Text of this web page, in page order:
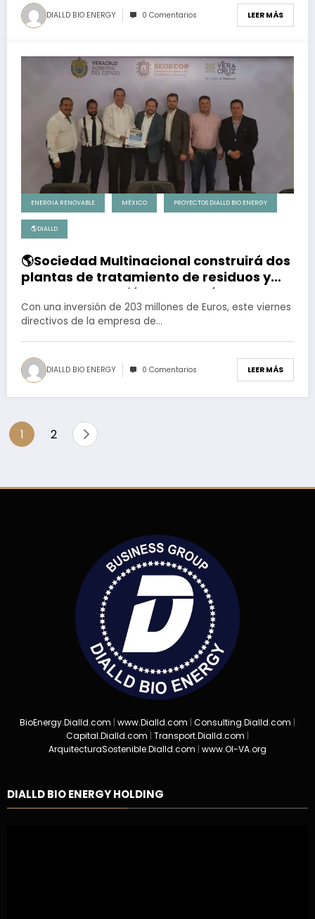
DIALLD BIO ENERGY 0 Comentarios LEER MÁS
ENERGIA RENOVABLE MÉXICO PROYECTOS DIALLD BIO ENERGY
🌎DIALLD
🌎Sociedad Multinacional construirá dos
plantas de tratamiento de residuos y
una de generación de energía
renovable en México.
Con una inversión de 203 millones de Euros, este viernes
directivos de la empresa de…
DIALLD BIO ENERGY 0 Comentarios LEER MÁS
Paginación
1 2
BioEnergy.Dialld.com | www.Dialld.com | Consulting.Dialld.com |
Capital.Dialld.com | Transport.Dialld.com |
ArquitecturaSostenible.Dialld.com | www.OI-VA.org
DIALLD BIO ENERGY HOLDING